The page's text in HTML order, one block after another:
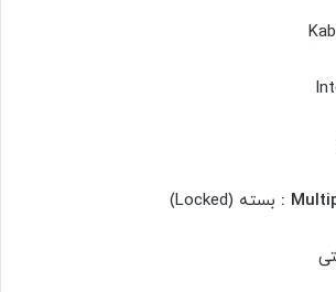
بسته (Locked)